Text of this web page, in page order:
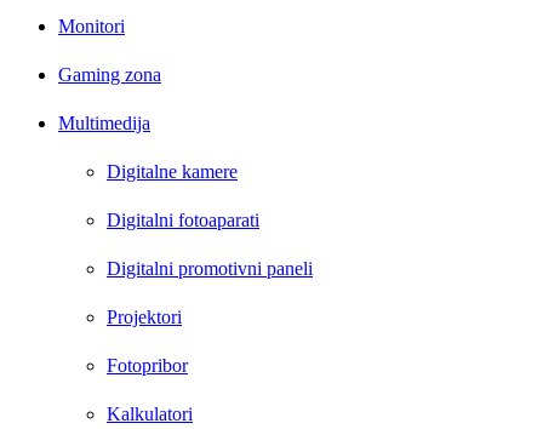
Monitori
Gaming zona
Multimedija
Digitalne kamere
Digitalni fotoaparati
Digitalni promotivni paneli
Projektori
Fotopribor
Kalkulatori